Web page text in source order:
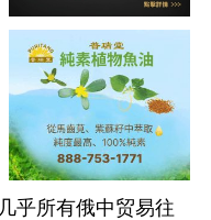
乎所有俄中贸易往